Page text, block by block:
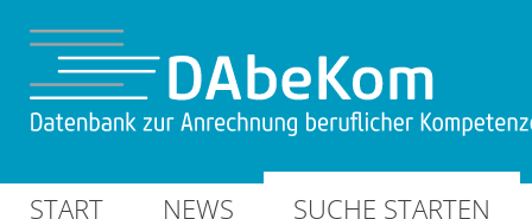
START NEWS SUCHE STARTEN